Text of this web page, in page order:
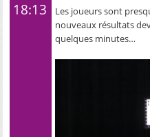
18:13
Les joueurs sont
nouveaux résultats
quelques minutes…